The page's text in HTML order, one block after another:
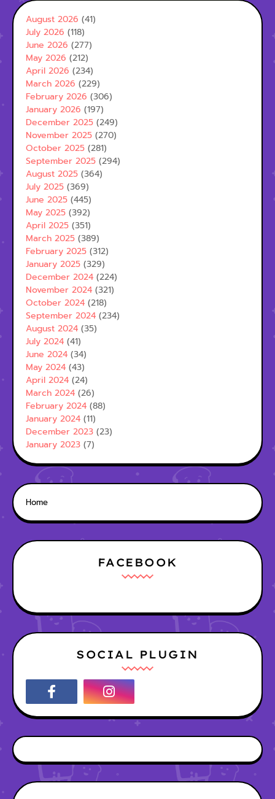
August 2026 (41)
July 2026 (118)
June 2026 (277)
May 2026 (212)
April 2026 (234)
March 2026 (229)
February 2026 (306)
January 2026 (197)
December 2025 (249)
November 2025 (270)
October 2025 (281)
September 2025 (294)
August 2025 (364)
July 2025 (369)
June 2025 (445)
May 2025 (392)
April 2025 (351)
March 2025 (389)
February 2025 (312)
January 2025 (329)
December 2024 (224)
November 2024 (321)
October 2024 (218)
September 2024 (234)
August 2024 (35)
July 2024 (41)
June 2024 (34)
May 2024 (43)
April 2024 (24)
March 2024 (26)
February 2024 (88)
January 2024 (11)
December 2023 (23)
January 2023 (7)
Home
FACEBOOK
SOCIAL PLUGIN